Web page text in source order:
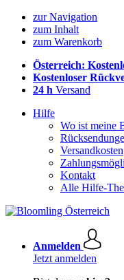
zur Navigation
zum Inhalt
zum Warenkorb
Österreich:
Kostenloser
24 h Versand
Hilfe
Wo ist meine
Versandkosten
Kontakt
Alle Hilfe-
Anmelden
Jetzt anmelden